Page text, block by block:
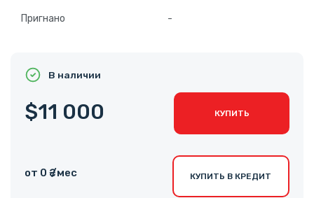
Пригнано -
В наличии
$11 000 КУПИТЬ
от 0 ₴ /мес КУПИТЬ В КРЕДИТ